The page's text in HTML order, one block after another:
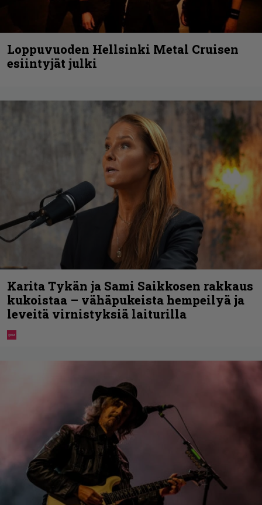
Loppuvuoden Hellsinki Metal Cruisen
esiintyjät julki
Karita Tykän ja Sami Saikkosen rakkaus
kukoistaa – vähäpukeista hempeilyä ja
leveitä virnistyksiä laiturilla